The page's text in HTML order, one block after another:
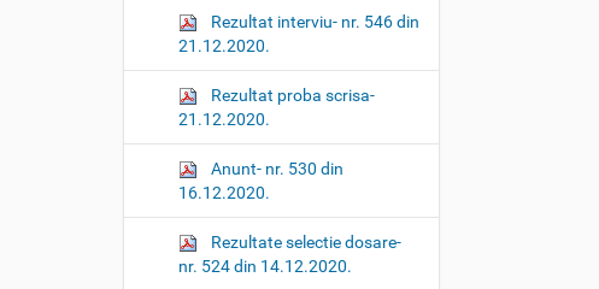
Rezultat interviu- nr. 546 din
21.12.2020.
Rezultat proba scrisa-
21.12.2020.
Anunt- nr. 530 din
16.12.2020.
Rezultate selectie dosare-
nr. 524 din 14.12.2020.